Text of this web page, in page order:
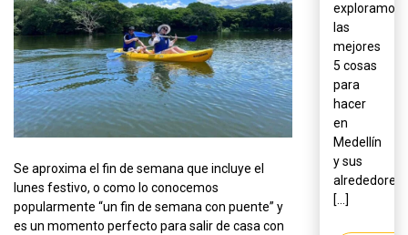
Se aproxima el fin de semana que incluye el
lunes festivo, o como lo conocemos
popularmente “un fin de semana con puente” y
es un momento perfecto para salir de casa con
exploramos
las
mejores
5 cosas
para
hacer
en
Medellín
y sus
alrededores,
[...]